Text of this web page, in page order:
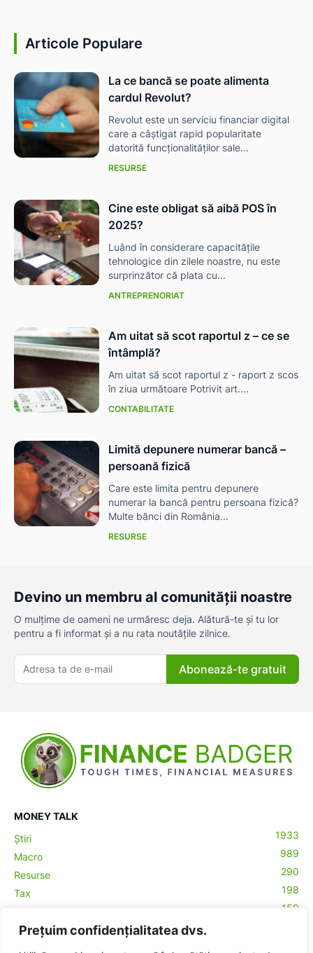
Prețuim confidențialitatea dvs.
Articole Populare
La ce bancă se poate alimenta
cardul Revolut?
Revolut este un serviciu financiar digital
care a câștigat rapid popularitate
datorită funcționalităților sale...
RESURSE
Cine este obligat să aibă POS în
2025?
Luând în considerare capacitățile
tehnologice din zilele noastre, nu este
surprinzător că plata cu...
ANTREPRENORIAT
Am uitat să scot raportul z – ce se
întâmplă?
Am uitat să scot raportul z - raport z scos
în ziua următoare Potrivit art....
CONTABILITATE
Limită depunere numerar bancă –
persoană fizică
Care este limita pentru depunere
numerar la bancă pentru persoana fizică?
Multe bănci din România...
RESURSE
Devino un membru al comunității noastre
O mulțime de oameni ne urmăresc deja. Alătură-te și tu lor
pentru a fi informat și a nu rata noutățile zilnice.
Abonează-te gratuit
MONEY TALK
Știri
1933
Macro
989
Resurse
290
Tax
198
159
Contabilitate